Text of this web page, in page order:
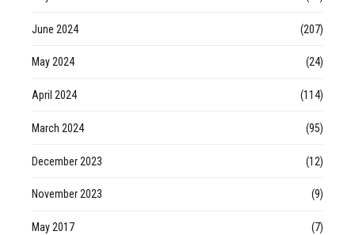
June 2024 (207)
May 2024 (24)
April 2024 (114)
March 2024 (95)
December 2023 (12)
November 2023 (9)
May 2017 (7)